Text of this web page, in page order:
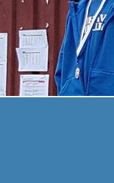
Siirry
sisältöön